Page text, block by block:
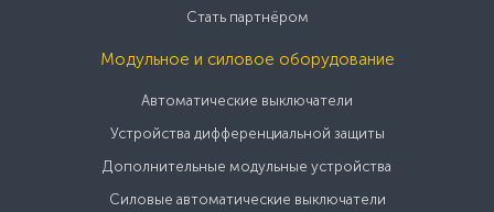
Стать партнёром
Модульное и силовое оборудование
Автоматические выключатели
Устройства дифференциальной защиты
Дополнительные модульные устройства
Силовые автоматические выключатели